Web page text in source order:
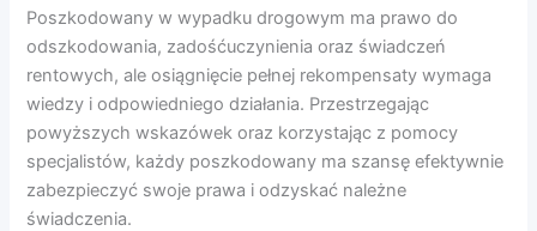
Poszkodowany w wypadku drogowym ma prawo do
odszkodowania, zadośćuczynienia oraz świadczeń
rentowych, ale osiągnięcie pełnej rekompensaty wymaga
wiedzy i odpowiedniego działania. Przestrzegając
powyższych wskazówek oraz korzystając z pomocy
specjalistów, każdy poszkodowany ma szansę efektywnie
zabezpieczyć swoje prawa i odzyskać należne
świadczenia.